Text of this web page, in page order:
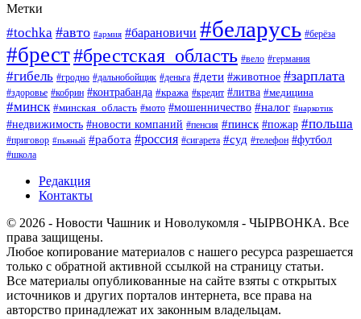
Метки
#tochka #авто #армия #барановичи #беларусь #берёза
#брест#брестская_область #вело #германия
#гибель #гродно #дальнобойщик #деньга #дети #животное #зарплата
#здоровье #кобрин #контрабанда #кража #кредит #литва #медицина
#минск #минская_область #мото #мошенничество #налог #наркотик
#недвижимость #новости компаний #пенсия #пинск #пожар #польша
#приговор #пьяный #работа #россия #сигарета #суд #телефон #футбол
#школа
Редакция
Контакты
© 2026 - Новости Чашник и Новолукомля - ЧЫРВОНКА. Все
права защищены.
Любое копирование материалов с нашего ресурса разрешается
только с обратной активной ссылкой на страницу статьи.
Все материалы опубликованные на сайте взяты с открытых
источников и других порталов интернета, все права на
авторство принадлежат их законным владельцам.